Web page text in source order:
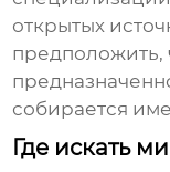
открытых
предположить,
собирается
Где искать